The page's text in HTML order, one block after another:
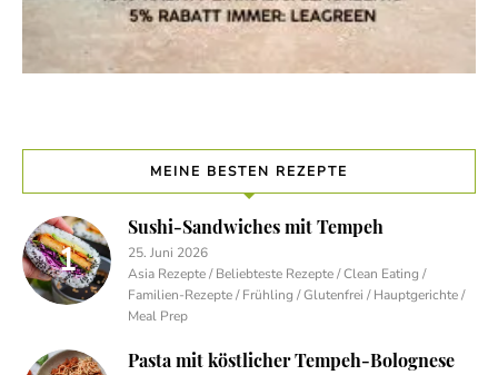
MEINE BESTEN REZEPTE
Sushi-Sandwiches mit Tempeh
25. Juni 2026
Asia Rezepte / Beliebteste Rezepte / Clean Eating /
Familien-Rezepte / Frühling / Glutenfrei / Hauptgerichte /
Meal Prep
Pasta mit köstlicher Tempeh-Bolognese